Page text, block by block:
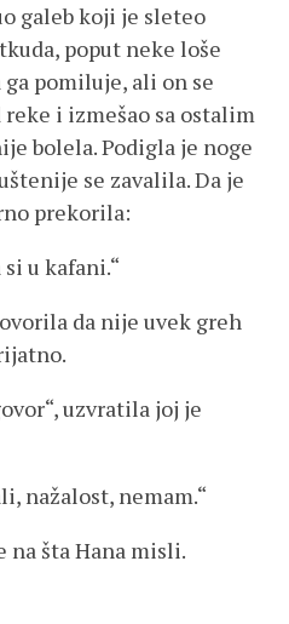
galeb koji je sleteo
poput neke loše
pomiluje, ali on se
i izmešao sa ostalim
bolela. Podigla je noge
se zavalila. Da je
prekorila:
u kafani.“
da nije uvek greh
uzvratila joj je
nažalost, nemam.“
na šta Hana misli.